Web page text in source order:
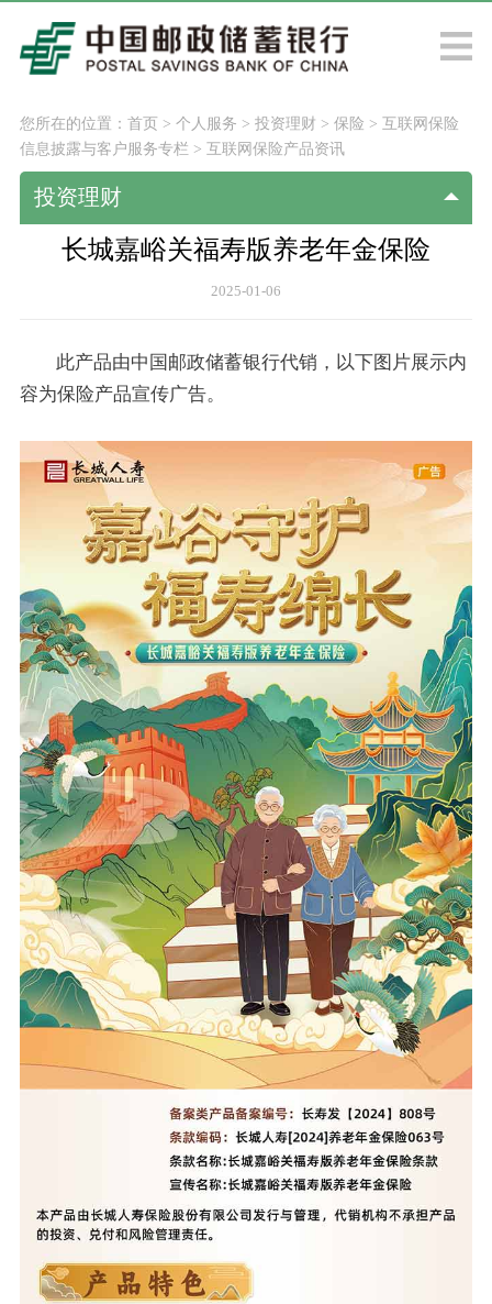
您所在的位置： 首页> 个人服务 > 投资理财 > 保险 > 互联网保险
信息披露与客户服务专栏 > 互联网保险产品资讯
投资理财
长城嘉峪关福寿版养老年金保险
2025-01-06
此产品由中国邮政储蓄银行代销，以下图片展示内
容为保险产品宣传广告。